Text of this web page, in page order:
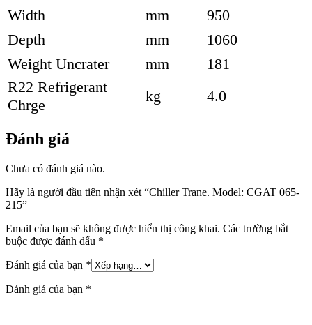
Width
mm
950
Depth
mm
1060
Weight Uncrater
mm
181
R22 Refrigerant
Chrge
kg 4.0
Đánh giá
Chưa có đánh giá nào.
Hãy là người đầu tiên nhận xét “Chiller Trane. Model: CGAT 065-
215”
Email của bạn sẽ không được hiển thị công khai. Các trường bắt
buộc được đánh dấu *
Đánh giá của bạn *
Đánh giá của bạn *